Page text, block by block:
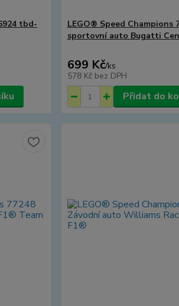
tbd-
LEGO® Speed Champions
sportovní auto Bugatti
699 Kč/ks
578 Kč bez DPH
Přidat do